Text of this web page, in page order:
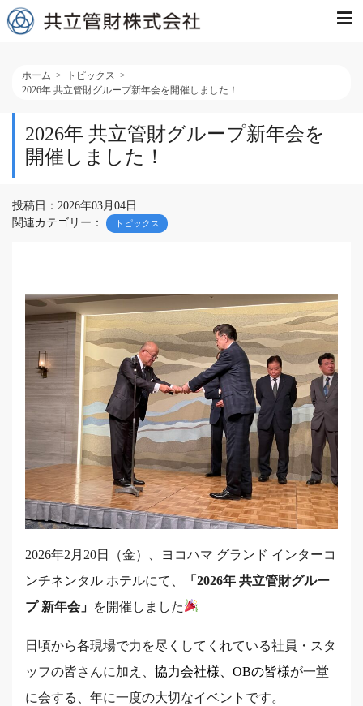
ホーム
トピックス
2026年 共立管財グループ新年会を開催しました！
2026年 共立管財グループ新年会を
開催しました！
投稿日：2026年03月04日
関連カテゴリー：
トピックス
2026年2月20日（金）、ヨコハマ グランド イ ンターコ
ンチネンタル ホテルにて、
「2026年 共立管財グルー
プ 新年会」 を開催しました
日頃から各現場で力を尽くしてくれている社員・スタ
ッフの皆さんに加え、 協力会社様、OBの皆様が一堂
に会する、年に一度の大切なイベントです。